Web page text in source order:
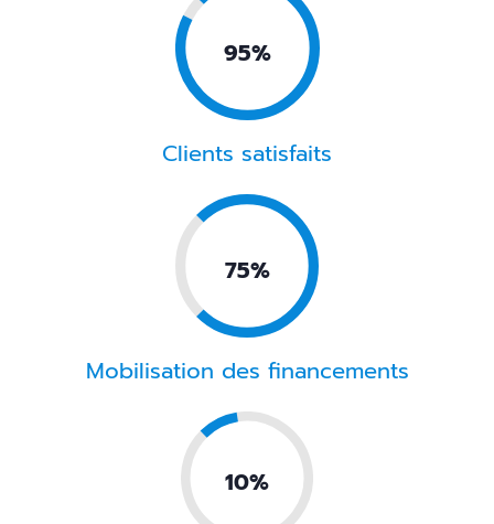
0.95%
Clients satisfaits
0.75%
Mobilisation des financements
0.10%